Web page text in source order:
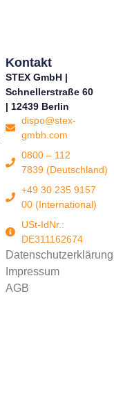
Kontakt
STEX GmbH |
Schnellerstraße 60
| 12439 Berlin
dispo@stex-
gmbh.com
0800 – 112
7839 (Deutschland)
+49 30 235 9157
00 (International)
USt-IdNr.:
DE311162674
Datenschutzerklärung
Impressum
AGB